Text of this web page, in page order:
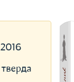
2016
тверда